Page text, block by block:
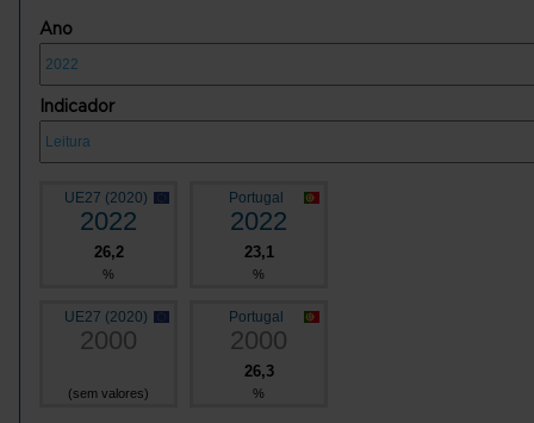
Ano
Indicador
UE27 (2020)
2022
26,2
%
Portugal
2022
23,1
%
UE27 (2020)
2000
(sem valores)
Portugal
2000
26,3
%